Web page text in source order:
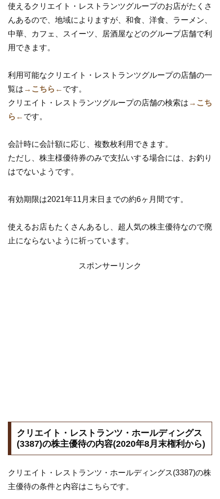
使えるクリエイト・レストランツグループのお店がたくさ
んあるので、地域によりますが、和食、洋食、ラーメン、
中華、カフェ、スイーツ、居酒屋などのグループ店舗で利
用できます。
利用可能なクリエイト・レストランツグループの店舗の一
覧は →こちら← です。
クリエイト・レストランツグループの店舗の検索は →こち
ら← です。
会計時に会計額に応じ、複数枚利用できます。
ただし、株主様優待券のみで支払いする場合には、お釣り
はでないようです。
有効期限は2021年11月末日までの約6ヶ月間です。
使えるお店もたくさんあるし、超人気の株主優待なので廃
止にならないように祈っています。
スポンサーリンク
クリエイト・レストランツ・ホールディングス
(3387)の株主優待の内容(2020年8月末権利から)
クリエイト・レストランツ・ホールディングス(3387)の株
主優待の条件と内容はこちらです。